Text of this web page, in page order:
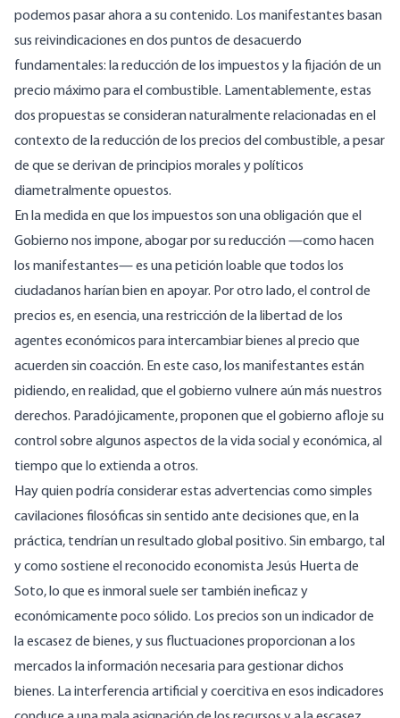
podemos pasar ahora a su contenido. Los manifestantes basan
sus reivindicaciones en dos puntos de desacuerdo
fundamentales: la reducción de los impuestos y la fijación de un
precio máximo para el combustible. Lamentablemente, estas
dos propuestas se consideran naturalmente relacionadas en el
contexto de la reducción de los precios del combustible, a pesar
de que se derivan de principios morales y políticos
diametralmente opuestos.
En la medida en que los impuestos son una obligación que el
Gobierno nos impone, abogar por su reducción —como hacen
los manifestantes— es una petición loable que todos los
ciudadanos harían bien en apoyar. Por otro lado, el control de
precios es, en esencia, una restricción de la libertad de los
agentes económicos para intercambiar bienes al precio que
acuerden sin coacción. En este caso, los manifestantes están
pidiendo, en realidad, que el gobierno vulnere aún más nuestros
derechos. Paradójicamente, proponen que el gobierno afloje su
control sobre algunos aspectos de la vida social y económica, al
tiempo que lo extienda a otros.
Hay quien podría considerar estas advertencias como simples
cavilaciones filosóficas sin sentido ante decisiones que, en la
práctica, tendrían un resultado global positivo. Sin embargo, tal
y como sostiene el reconocido economista Jesús Huerta de
Soto, lo que es inmoral suele ser también ineficaz y
económicamente poco sólido. Los precios son un indicador de
la escasez de bienes, y sus fluctuaciones proporcionan a los
mercados la información necesaria para gestionar dichos
bienes. La interferencia artificial y coercitiva en esos indicadores